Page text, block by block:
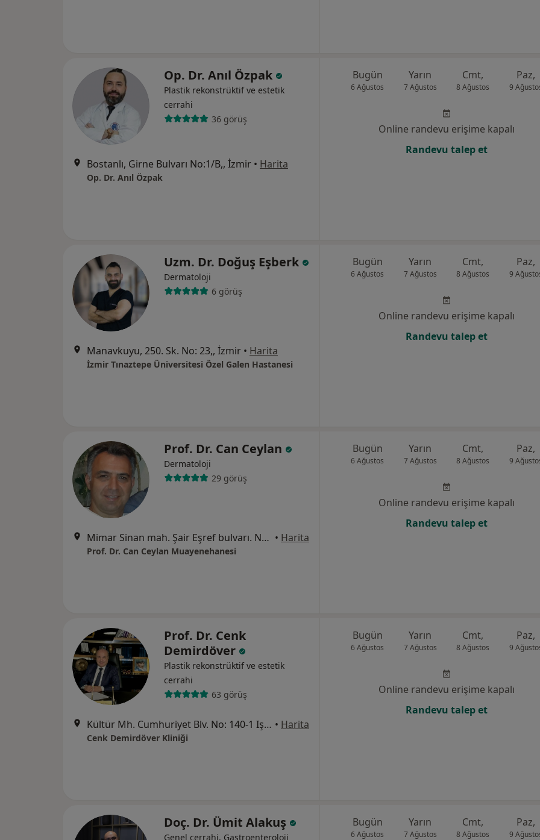
Op. Dr. Anıl Özpak
Plastik rekonstrüktif ve estetik
cerrahi
36 görüş
Bostanlı, Girne Bulvarı No:1/B,, İzmir • Harita
Op. Dr. Anıl Özpak
Bugün
6 Ağustos
Yarın
7 Ağustos
Cmt,
8 Ağustos
Paz,
9
Online randevu erişime kapalı
Randevu talep et
Uzm. Dr. Doğuş Eşberk
Dermatoloji
6 görüş
Manavkuyu, 250. Sk. No: 23,, İzmir • Harita
İzmir Tınaztepe Üniversitesi Özel Galen Hastanesi
Bugün
6 Ağustos
Yarın
7 Ağustos
Cmt,
8 Ağustos
Paz,
9
Online randevu erişime kapalı
Randevu talep et
Prof. Dr. Can Ceylan
Dermatoloji
29 görüş
Mimar Sinan mah. Şair Eşref bulvarı. No 86/3 Yonca Apt. Alsancak, İzmir • Harita
Prof. Dr. Can Ceylan Muayenehanesi
Bugün
6 Ağustos
Yarın
7 Ağustos
Cmt,
8 Ağustos
Paz,
9
Online randevu erişime kapalı
Randevu talep et
Prof. Dr. Cenk
Demirdöver
Plastik rekonstrüktif ve estetik
cerrahi
63 görüş
Kültür Mh. Cumhuriyet Blv. No: 140-1 Işık Apt. Kat: 2 Daire: 2 Alsancak, İzmir • Harita
Cenk Demirdöver Kliniği
Bugün
6 Ağustos
Yarın
7 Ağustos
Cmt,
8 Ağustos
Paz,
9
Online randevu erişime kapalı
Randevu talep et
Doç. Dr. Ümit Alakuş
Genel cerrahi, Gastroenteroloji
Bugün
6 Ağustos
Yarın
7 Ağustos
Cmt,
8 Ağustos
Paz,
9